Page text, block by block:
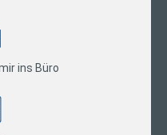
ins Büro